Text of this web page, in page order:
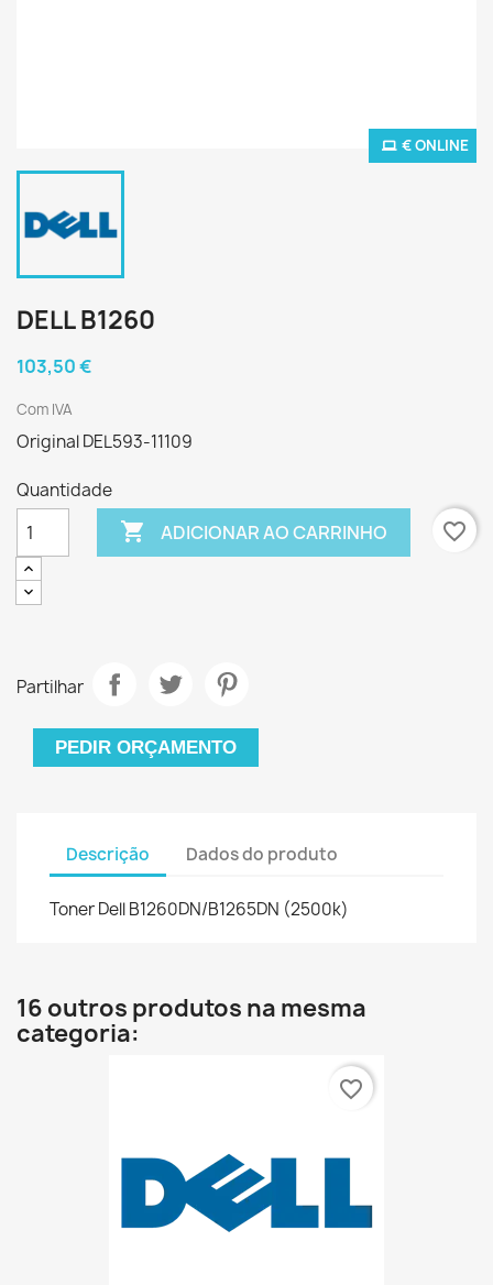
€ ONLINE
DELL B1260
103,50 €
Com IVA
Original DEL593-11109
Quantidade
 ADICIONAR AO CARRINHO favorite_border
Partilhar
PEDIR ORÇAMENTO
Descrição Dados do produto
Toner Dell B1260DN/B1265DN (2500k)
16 outros produtos na mesma
categoria:
favorite_border